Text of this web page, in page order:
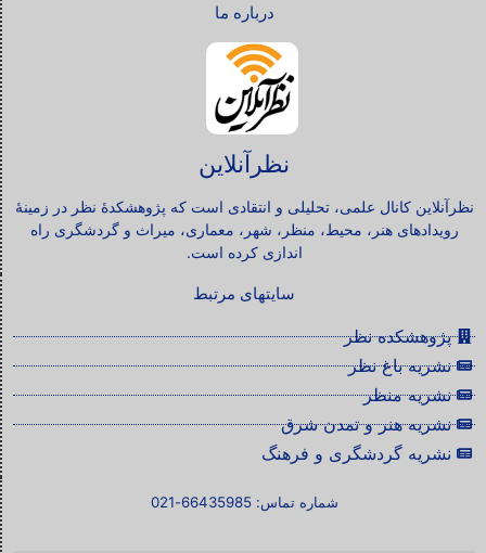
درباره ما
نظرآنلاین
نظرآنلاین کانال علمی، تحلیلی و انتقادی است که پژوهشکدۀ نظر در زمینۀ
رویدادهای هنر، محیط، منظر، شهر، معماری، میراث و گردشگری راه
اندازی کرده است.
سایتهای مرتبط
پژوهشکده نظر
نشریه باغ نظر
نشریه منظر
نشریه هنر و تمدن شرق
نشریه گردشگری و فرهنگ
شماره تماس: 66435985-021